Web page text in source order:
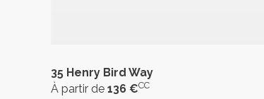
35 Henry Bird Way
À partir de 136 €CC